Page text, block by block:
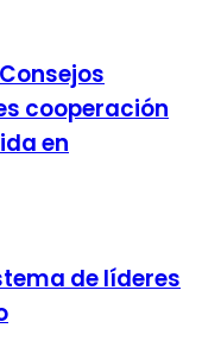
cooperación
en
de líderes